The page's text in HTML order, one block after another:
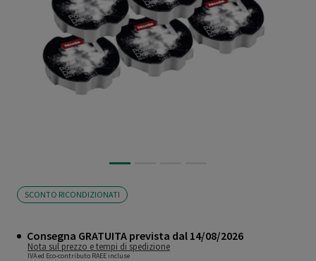
SCONTO RICONDIZIONATI
Consegna GRATUITA prevista dal 14/08/2026
Nota sul prezzo e tempi di spedizione
IVA ed Eco-contributo RAEE incluse